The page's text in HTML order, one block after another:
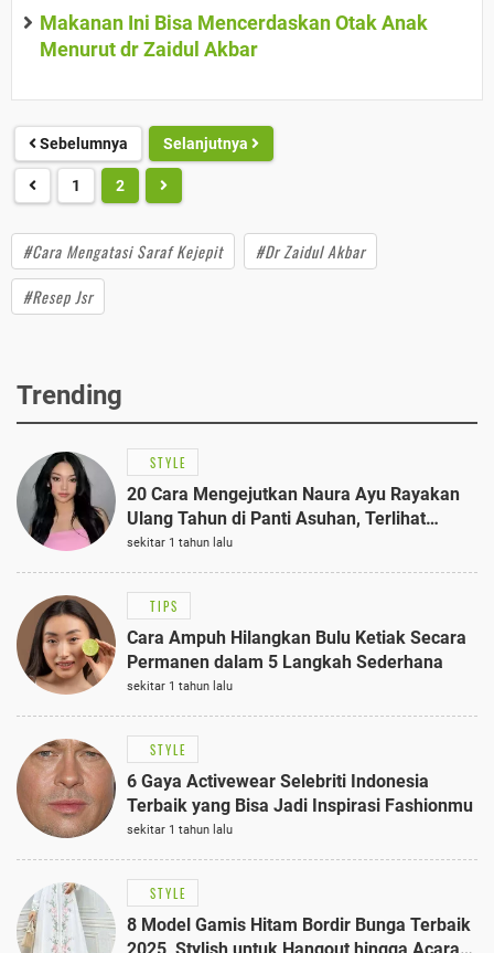
Makanan Ini Bisa Mencerdaskan Otak Anak
Menurut dr Zaidul Akbar
Sebelumnya Selanjutnya
1 2
#Cara Mengatasi Saraf Kejepit
#Dr Zaidul Akbar
#Resep Jsr
Trending
STYLE
20 Cara Mengejutkan Naura Ayu Rayakan
Ulang Tahun di Panti Asuhan, Terlihat
Anggun dengan Kaftan Cokelat
sekitar 1 tahun lalu
TIPS
Cara Ampuh Hilangkan Bulu Ketiak Secara
Permanen dalam 5 Langkah Sederhana
sekitar 1 tahun lalu
STYLE
6 Gaya Activewear Selebriti Indonesia
Terbaik yang Bisa Jadi Inspirasi Fashionmu
sekitar 1 tahun lalu
STYLE
8 Model Gamis Hitam Bordir Bunga Terbaik